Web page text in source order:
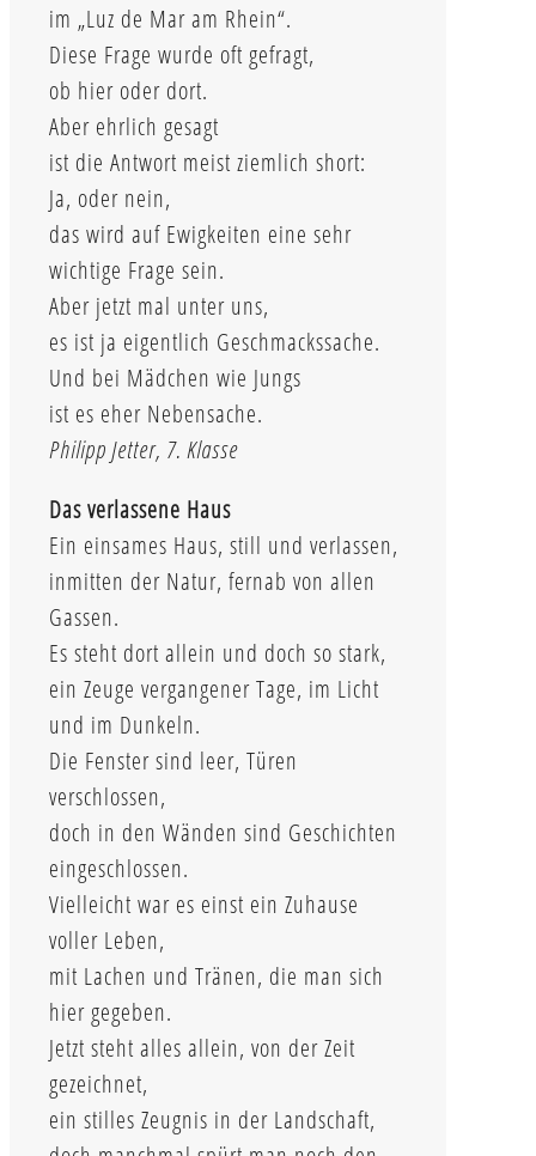
im „Luz de Mar am Rhein“.
Diese Frage wurde oft gefragt,
ob hier oder dort.
Aber ehrlich gesagt
ist die Antwort meist ziemlich short:
Ja, oder nein,
das wird auf Ewigkeiten eine sehr
wichtige Frage sein.
Aber jetzt mal unter uns,
es ist ja eigentlich Geschmackssache.
Und bei Mädchen wie Jungs
ist es eher Nebensache.
Philipp Jetter, 7. Klasse
Das verlassene Haus
Ein einsames Haus, still und verlassen,
inmitten der Natur, fernab von allen
Gassen.
Es steht dort allein und doch so stark,
ein Zeuge vergangener Tage, im Licht
und im Dunkeln.
Die Fenster sind leer, Türen
verschlossen,
doch in den Wänden sind Geschichten
eingeschlossen.
Vielleicht war es einst ein Zuhause
voller Leben,
mit Lachen und Tränen, die man sich
hier gegeben.
Jetzt steht alles allein, von der Zeit
gezeichnet,
ein stilles Zeugnis in der Landschaft,